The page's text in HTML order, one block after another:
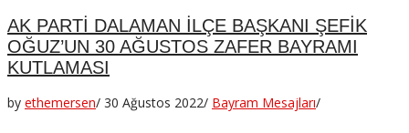
AK PARTİ DALAMAN İLÇE BAŞKANI ŞEFİK
OĞUZ’UN 30 AĞUSTOS ZAFER BAYRAMI
KUTLAMASI
by ethemersen/ 30 Ağustos 2022/ Bayram Mesajları/